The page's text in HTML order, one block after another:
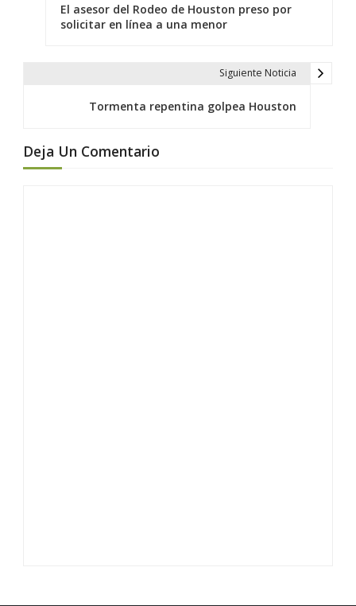
ó
n
El asesor del Rodeo de Houston preso por
solicitar en línea a una menor
Siguiente Noticia
Tormenta repentina golpea Houston
Deja Un Comentario